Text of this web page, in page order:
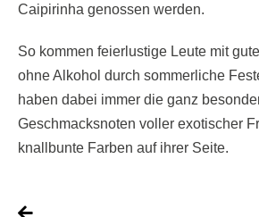
Caipirinha genossen werden.
So kommen feierlustige Leute mit
ohne Alkohol durch sommerliche
haben dabei immer die ganz
Geschmacksnoten voller exotischer
knallbunte Farben auf ihrer Seite.